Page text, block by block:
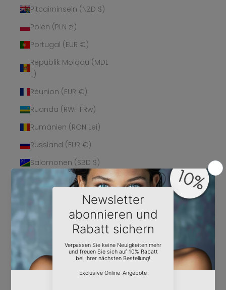
Pitcairninseln (NZD $)
Polen (PLN zł)
Portugal (EUR €)
Republik Moldau (MDL
L)
Réunion (EUR €)
Ruanda (RWF FRw)
Rumänien (RON Lei)
Russland (EUR €)
Salomonen (SBD $)
Sambia (EUR €)
Samoa (WST T)
San Marino (EUR €)
São Tomé und
Príncipe (STD Db)
Saudi-Arabien (SAR